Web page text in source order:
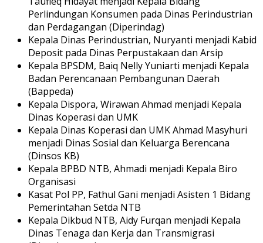
Perlindungan Konsumen pada Dinas Perindustrian
dan Perdagangan (Diperindag)
Kepala Dinas Perindustrian, Nuryanti menjadi Kabid
Deposit pada Dinas Perpustakaan dan Arsip
Kepala BPSDM, Baiq Nelly Yuniarti menjadi Kepala
Badan Perencanaan Pembangunan Daerah
(Bappeda)
Kepala Dispora, Wirawan Ahmad menjadi Kepala
Dinas Koperasi dan UMK
Kepala Dinas Koperasi dan UMK Ahmad Masyhuri
menjadi Dinas Sosial dan Keluarga Berencana
(Dinsos KB)
Kepala BPBD NTB, Ahmadi menjadi Kepala Biro
Organisasi
Kasat Pol PP, Fathul Gani menjadi Asisten 1 Bidang
Pemerintahan Setda NTB
Kepala Dikbud NTB, Aidy Furqan menjadi Kepala
Dinas Tenaga dan Kerja dan Transmigrasi